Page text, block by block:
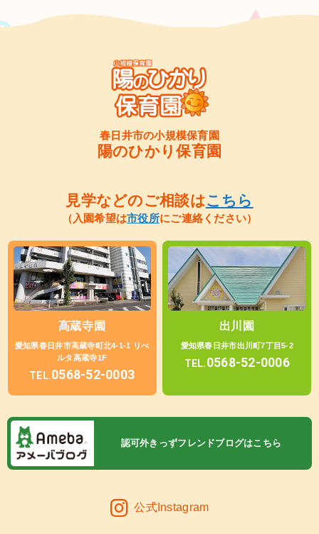
春日井市の小規模保育園
陽のひかり保育園
見学などのご相談はこちら
（入園希望は市役所にご連絡ください）
高蔵寺園
愛知県春日井市高蔵寺町北4-1-1 リべ
ルタ高蔵寺1F
TEL.0568-52-0003
出川園
愛知県春日井市出川町7丁目5-2
TEL.0568-52-0006
認可外きっずフレンドブログはこちら
公式Instagram